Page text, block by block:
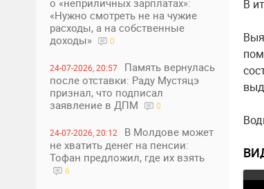
о «неприличных зарплатах»:
«Нужно смотреть не на чужие
расходы, а на собственные
доходы»
0
24-07-2026, 20:57
Память вернулась
после отставки: Раду Мустяцэ
признал, что подписал
заявление в ДПМ
0
24-07-2026, 20:12
В Молдове может
не хватить денег на пенсии:
Тофан предложил, где их взять
6
В